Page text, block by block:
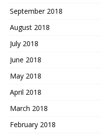
September 2018
August 2018
July 2018
June 2018
May 2018
April 2018
March 2018
February 2018